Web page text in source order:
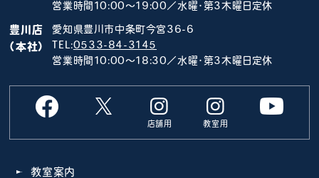
営業時間10:00～19:00／水曜･第3木曜日定休
豊川店
（本社）
愛知県豊川市中条町今宮36-6
TEL:0533-84-3145
営業時間10:00～18:30／水曜･第3木曜日定休
店舗用 教室用
教室案内